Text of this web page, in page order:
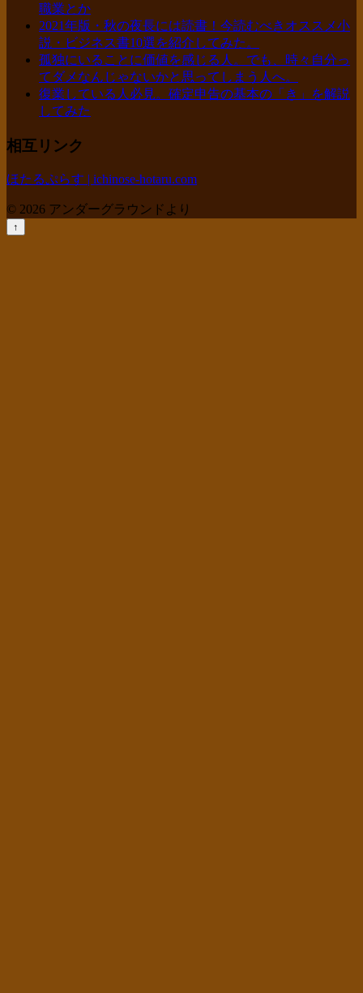
職業とか
2021年版・秋の夜長には読書！今読むべきオススメ小
説・ビジネス書10選を紹介してみた。
孤独にいることに価値を感じる人。でも、時々自分っ
てダメなんじゃないかと思ってしまう人へ。
復業している人必見。確定申告の基本の「き」を解説
してみた
相互リンク
ほたるぷらす | ichinose-hotaru.com
© 2026 アンダーグラウンドより